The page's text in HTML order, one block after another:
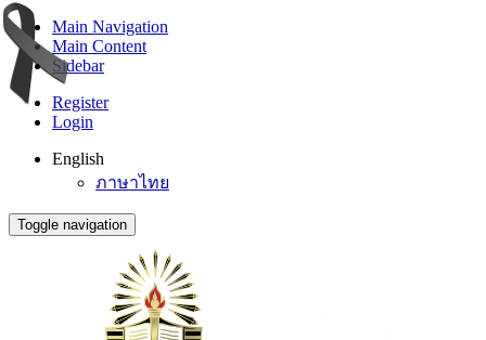
Main Navigation
Main Content
Sidebar
Register
Login
English
ภาษาไทย
Toggle navigation